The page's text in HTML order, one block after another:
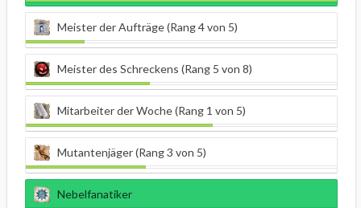
Meister der Aufträge (Rang 4 von 5)
Meister des Schreckens (Rang 5 von 8)
Mitarbeiter der Woche (Rang 1 von 5)
Mutantenjäger (Rang 3 von 5)
Nebelfanatiker